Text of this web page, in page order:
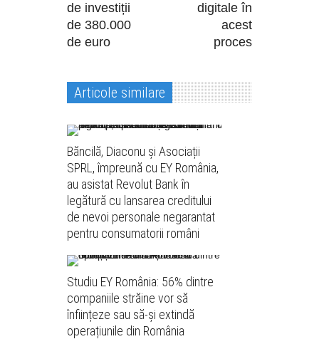
de investiții
de 380.000
de euro
digitale în
acest
proces
Articole similare
Băncilă, Diaconu și Asociații
SPRL, împreună cu EY România,
au asistat Revolut Bank în
legătură cu lansarea creditului
de nevoi personale negarantat
pentru consumatorii români
Studiu EY România: 56% dintre
companiile străine vor să
înființeze sau să-și extindă
operațiunile din România